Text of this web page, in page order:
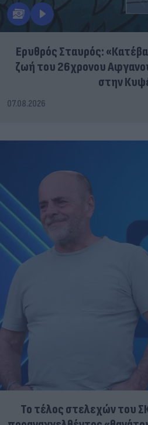
Ερυθρός Σταυρός:
ζωή του 26χρονου
στην
07.08.2026
Το τέλος στελεχών του